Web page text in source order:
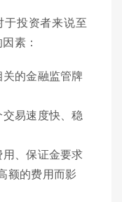
投资者来说至
素：
的金融监管牌
易速度快、稳
、保证金要求
额的费用而影